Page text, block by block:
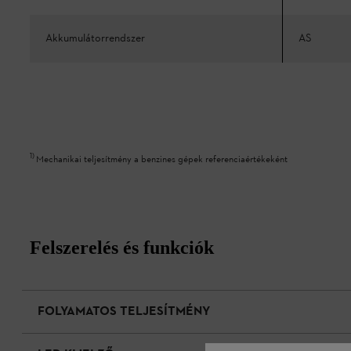
Akkumulátorrendszer AS
1) Mechanikai teljesítmény a benzines gépek referenciaértékeként
Felszerelés és funkciók
FOLYAMATOS TELJESÍTMÉNY